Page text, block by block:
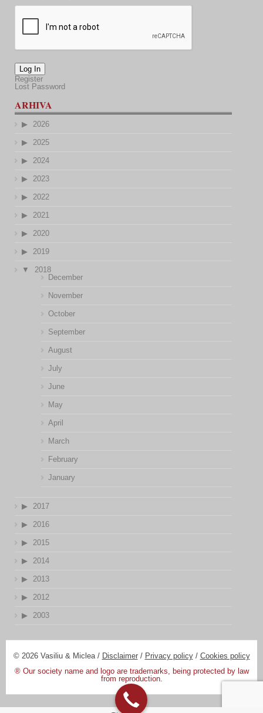
Log In
Register
Lost Password
ARHIVA
2026
2025
2024
2023
2022
2021
2020
2019
2018
December
November
October
September
August
July
June
May
April
March
February
January
2017
2016
2015
2014
2013
2012
2003
© 2026 Vasiliu & Miclea / Disclaimer/ Privacy policy/ Cookies policy
® Our society name and logo are trademarks, being protected by law
from reproduction.